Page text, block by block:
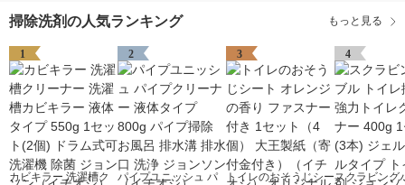
掃除洗剤の人気ランキング もっと見る
1
カビキラー 洗濯槽ク
2
パイプユニッシュ パ
3
トイレのおそうじシー
4
スクラビング